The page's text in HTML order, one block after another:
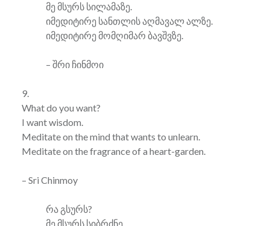
მე მსურს სილამაზე.
იმედიტირე სანთლის აღმავალ ალზე.
იმედიტირე მომღიმარ ბავშვზე.
– შრი ჩინმოი
9.
What do you want?
I want wisdom.
Meditate on the mind that wants to unlearn.
Meditate on the fragrance of a heart-garden.
– Sri Chinmoy
რა გსურს?
მე მსურს სიბრძნე.